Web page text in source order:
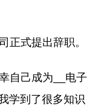
正式提出辞职。
自己成为__电子
学到了很多知识